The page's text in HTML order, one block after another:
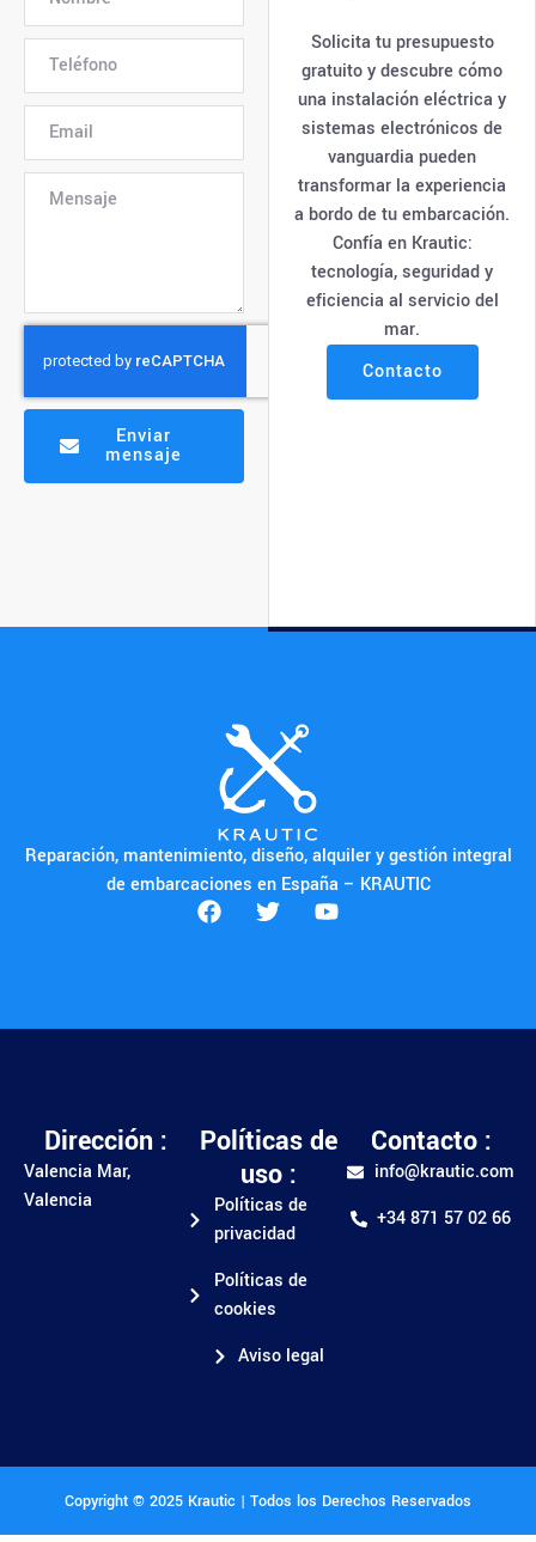
Enviar
mensaje
Solicita tu presupuesto
gratuito y descubre cómo
una instalación eléctrica y
sistemas electrónicos de
vanguardia pueden
transformar la experiencia
a bordo de tu embarcación.
Confía en Krautic:
tecnología, seguridad y
eficiencia al servicio del
mar.
Contacto
Reparación, mantenimiento, diseño, alquiler y gestión integral
de embarcaciones en España – KRAUTIC
Dirección :
Valencia Mar,
Valencia
Políticas de
uso :
Políticas de
privacidad
Políticas de
cookies
Aviso legal
Contacto :
info@krautic.com
+34 871 57 02 66
Copyright © 2025 Krautic | Todos los Derechos Reservados